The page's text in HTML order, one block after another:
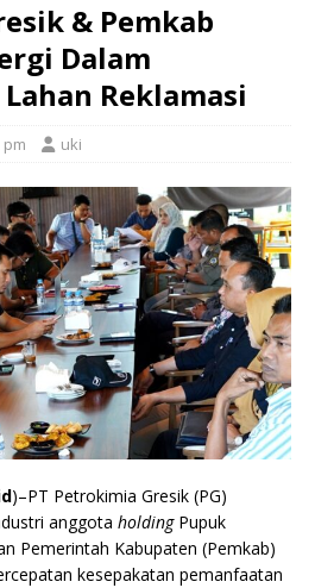
& Pemkab
Dalam
Reklamasi
pm uki
)–PT Petrokimia Gresik (PG)
anggota holdingPupuk
Pemerintah Kabupaten (Pemkab)
kesepakatan pemanfaatan